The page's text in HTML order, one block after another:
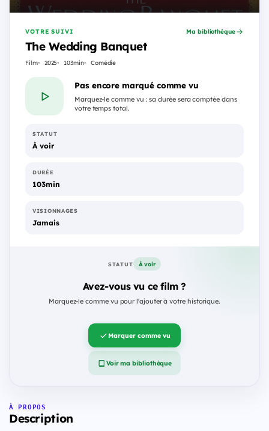
VOTRE SUIVI
The Wedding Banquet
Film 2025 103min Comédie
Ma bibliothèque
Pas encore marqué comme vu
Marquez-le comme vu : sa durée sera comptée dans
votre temps total.
STATUT
À voir
DURÉE
103min
VISIONNAGES
Jamais
STATUT À voir
Avez-vous vu ce film ?
Marquez-le comme vu pour l'ajouter à votre historique.
Marquer comme vu
Voir ma bibliothèque
À PROPOS
Description